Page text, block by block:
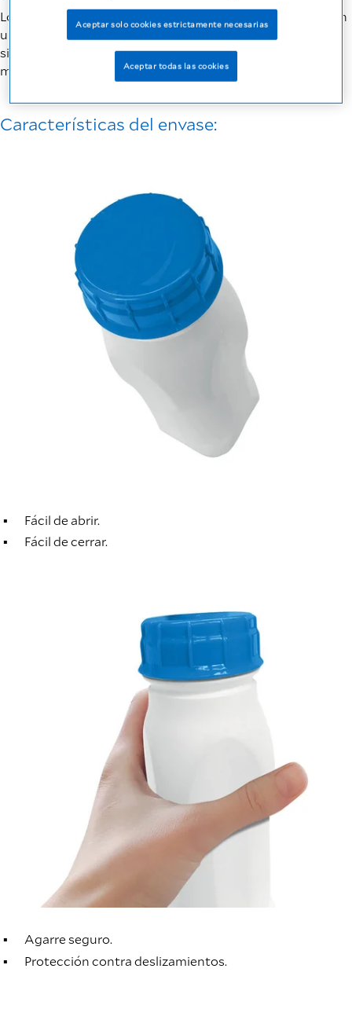
Los suplementos de la línea Fresubin® están disponibles en
una presentación EasyBottle. Este diseño EasyBottle ha
sido desarrollado cuidadosamente para garantizar una
manipulación simple.
Características del envase:
Fácil de abrir.
Fácil de cerrar.
Agarre seguro.
Protección contra deslizamientos.
Aceptar solo cookies estrictamente necesarias
Aceptar todas las cookies